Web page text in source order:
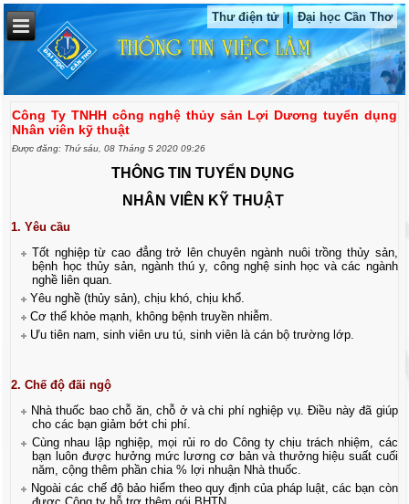
Thư điện tử | Đại học Cần Thơ
Công Ty TNHH công nghệ thủy sản Lợi Dương tuyển dụng
Nhân viên kỹ thuật
Được đăng: Thứ sáu, 08 Tháng 5 2020 09:26
THÔNG TIN TUYỂN DỤNG
NHÂN VIÊN KỸ THUẬT
1. Yêu cầu
Tốt nghiệp từ cao đẳng trở lên chuyên ngành nuôi trồng thủy sản,
bệnh học thủy sản, ngành thú y, công nghệ sinh học và các ngành
nghề liên quan.
Yêu nghề (thủy sản), chịu khó, chịu khổ.
Cơ thể khỏe mạnh, không bệnh truyền nhiễm.
Ưu tiên nam, sinh viên ưu tú, sinh viên là cán bộ trường lớp.
2. Chế độ đãi ngộ
Nhà thuốc bao chỗ ăn, chỗ ở và chi phí nghiệp vụ. Điều này đã giúp
cho các bạn giảm bớt chi phí.
Cùng nhau lập nghiệp, mọi rủi ro do Công ty chịu trách nhiệm, các
bạn luôn được hưởng mức lương cơ bản và thưởng hiệu suất cuối
năm, cộng thêm phần chia % lợi nhuận Nhà thuốc.
Ngoài các chế độ bảo hiểm theo quy định của pháp luật, các bạn còn